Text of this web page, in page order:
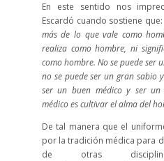
En este sentido nos
Escardó cuando sostiene que:
más de lo que vale como
realiza como hombre, ni
como hombre. No se puede ser
no se puede ser un gran sabio
ser un buen médico y ser
médico es cultivar el alma del
De tal manera que el
por la tradición médica para
de otras